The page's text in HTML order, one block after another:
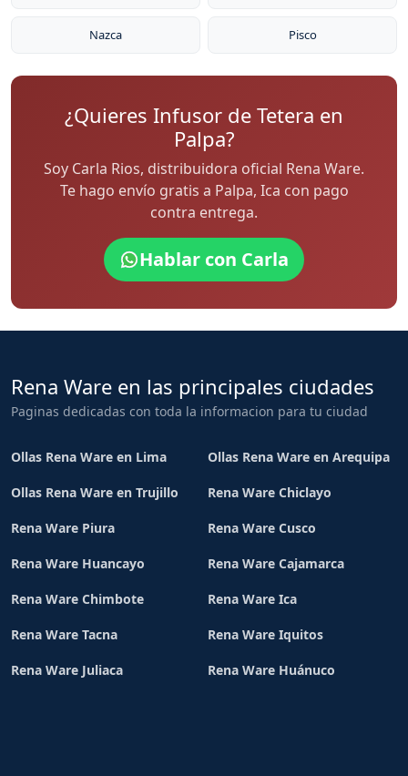
Nazca Pisco
¿Quieres Infusor de Tetera en
Palpa?
Soy Carla Rios, distribuidora oficial Rena Ware.
Te hago envío gratis a Palpa, Ica con pago
contra entrega.
Hablar con Carla
Rena Ware en las principales ciudades
Paginas dedicadas con toda la informacion para tu ciudad
Ollas Rena Ware en Lima Ollas Rena Ware en Arequipa
Ollas Rena Ware en Trujillo Rena Ware Chiclayo
Rena Ware Piura Rena Ware Cusco
Rena Ware Huancayo Rena Ware Cajamarca
Rena Ware Chimbote Rena Ware Ica
Rena Ware Tacna Rena Ware Iquitos
Rena Ware Juliaca Rena Ware Huánuco